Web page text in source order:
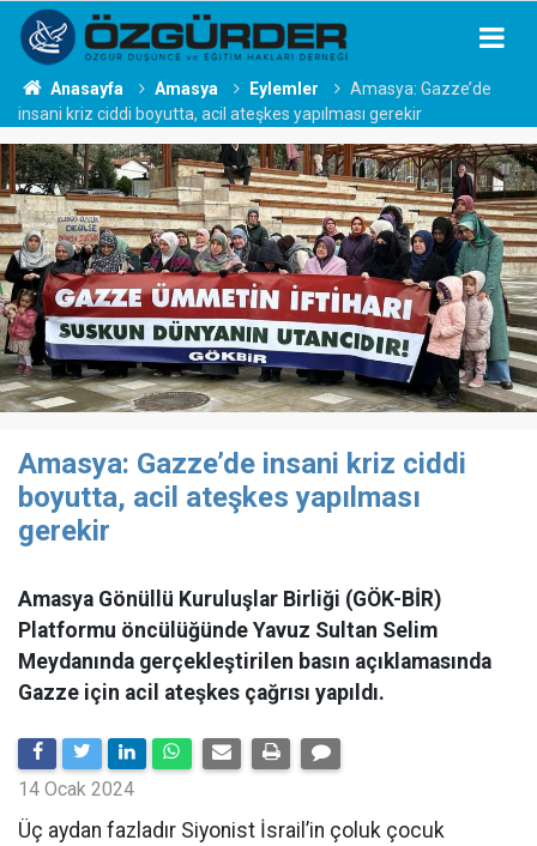
Anasayfa Amasya Eylemler
Amasya: Gazze’de
insani kriz ciddi boyutta, acil ateşkes yapılması gerekir
Amasya: Gazze’de insani kriz ciddi
boyutta, acil ateşkes yapılması
gerekir
Amasya Gönüllü Kuruluşlar Birliği (GÖK-BİR)
Platformu öncülüğünde Yavuz Sultan Selim
Meydanında gerçekleştirilen basın açıklamasında
Gazze için acil ateşkes çağrısı yapıldı.
14 Ocak 2024
Üç aydan fazladır Siyonist İsrail’in çoluk çocuk